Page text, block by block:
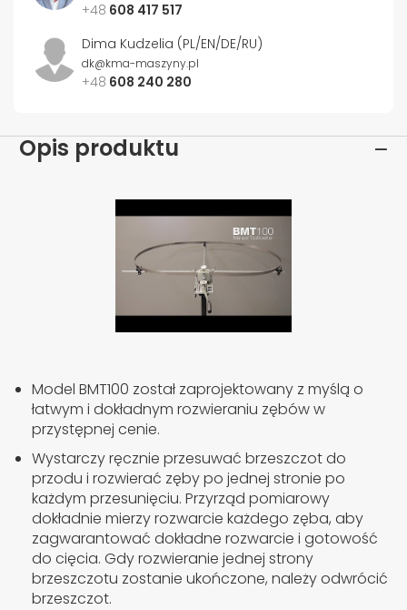
Opis produktu
Model BMT100 został zaprojektowany z myślą o
łatwym i dokładnym rozwieraniu zębów w
przystępnej cenie.
Wystarczy ręcznie przesuwać brzeszczot do
przodu i rozwierać zęby po jednej stronie po
każdym przesunięciu. Przyrząd pomiarowy
dokładnie mierzy rozwarcie każdego zęba, aby
zagwarantować dokładne rozwarcie i gotowość
do cięcia. Gdy rozwieranie jednej strony
brzeszczotu zostanie ukończone, należy odwrócić
brzeszczot.
+48 608 417 517
Dima Kudzelia (PL/EN/DE/RU)
dk@kma-maszyny.pl
+48 608 240 280